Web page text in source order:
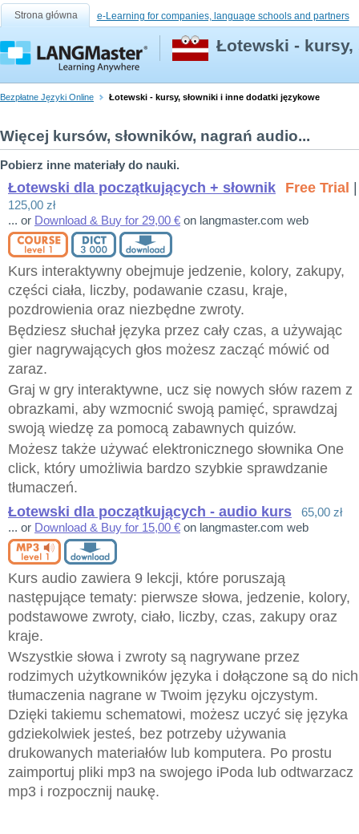
Strona główna e-Learning for companies, language schools and partners
Łotewski - kursy,
Bezpłatne Języki Online Łotewski - kursy, słowniki i inne dodatki językowe
Więcej kursów, słowników, nagrań audio...
Pobierz inne materiały do nauki.
Łotewski dla początkujących + słownik Free Trial
125,00 zł
... or Download & Buy for 29,00 € on langmaster.com web
Kurs interaktywny obejmuje jedzenie, kolory, zakupy,
części ciała, liczby, podawanie czasu, kraje,
pozdrowienia oraz niezbędne zwroty.
Będziesz słuchał języka przez cały czas, a używając
gier nagrywających głos możesz zacząć mówić od
zaraz.
Graj w gry interaktywne, ucz się nowych słów razem z
obrazkami, aby wzmocnić swoją pamięć, sprawdzaj
swoją wiedzę za pomocą zabawnych quizów.
Możesz także używać elektronicznego słownika One
click, który umożliwia bardzo szybkie sprawdzanie
tłumaczeń.
Łotewski dla początkujących - audio kurs
65,00 zł
... or Download & Buy for 15,00 € on langmaster.com web
Kurs audio zawiera 9 lekcji, które poruszają
następujące tematy: pierwsze słowa, jedzenie, kolory,
podstawowe zwroty, ciało, liczby, czas, zakupy oraz
kraje.
Wszystkie słowa i zwroty są nagrywane przez
rodzimych użytkowników języka i dołączone są do nich
tłumaczenia nagrane w Twoim języku ojczystym.
Dzięki takiemu schematowi, możesz uczyć się języka
gdziekolwiek jesteś, bez potrzeby używania
drukowanych materiałów lub komputera. Po prostu
zaimportuj pliki mp3 na swojego iPoda lub odtwarzacz
mp3 i rozpocznij naukę.